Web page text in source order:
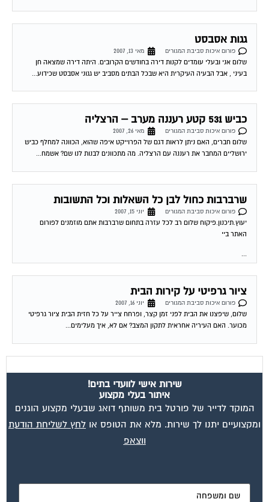
גגות אסבסט
פורום איכות סביבת המגורים
מאי 13, 2007
שלום אני ובעלי עומדים לקנות דירה בחודשים הקרובים. היתה דירה שמצאה חן
בעיני , אבל הבעיה העיקרית היא שבכל הבתים מסביב יש גגוני אסבסט שכידוע...
כביש 531 קטע רעננה מערב – הרצליה
פורום איכות סביבת המגורים
מאי 26, 2007
שלום חברים, האם ניתן לראות דגם של הפרוייקט איפה שהוא, הכוונה למחלף כביש
ירושליים המחבר את רעננה עם הרצליה. מה מתכוונים לבנות לנו שם? אשמח...
שרברבות כחול לבן כל השאלות וכל התשובות
פורום איכות סביבת המגורים
יוני 15, 2007
יעוץ.תיכנון.פיקוח שלום רב לכל עזרה בתחום שרברבות אתם מוזמנים לפורום
האתר ביי
...
ציור גרפיטי על קירות הבית
פורום איכות סביבת המגורים
יוני 16, 2007
שלום, שיפצנו את הבית לפני זמן קצר, ופרחח צייר על כל חזית הבית ציור גרפיטי
מכוער. האם העיריה אחראית לתקון המצב? אם לא, איך מעלימים...
שירות אישי לוועדי בתים!
איתור בעלי מקצוע
המוקד לדייר של פורטל בית משותף דואג שבעלי מקצוע הוגנים
ומקצועיים יתנו לך שירות. מלא את הטופס או לחץ לשליחת הודעת
ווצאפ